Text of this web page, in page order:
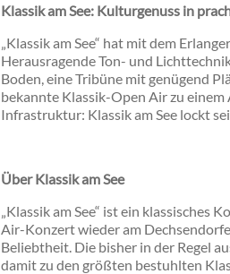
Klassik am See: Kulturgenuss in
„Klassik am See“ hat mit dem
Herausragende Ton- und
Boden, eine Tribüne mit genügend
bekannte Klassik-Open Air zu
Infrastruktur: Klassik am See lockt
Über Klassik am See
„Klassik am See“ ist ein klassisches
Air-Konzert wieder am
Beliebtheit. Die bisher in der Regel
damit zu den größten bestuhlten